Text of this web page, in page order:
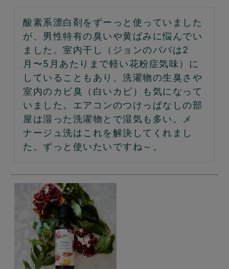
酸素系漂白剤をずーっと使っていました
が、男性特有の臭いや黄ばみに悩んでい
ました。室内干し（ジョンのパパは2
月〜5月あたりまで軽い花粉症気味）に
していることもあり、洗濯物の生臭さや
室内のカビ臭（白いカビ）も気になって
いました。エアコンのつけっぱなしの部
屋は湿った洗濯物とで湿気も多い。メ
ナージュ洗はこれを解決してくれまし
た。ずっと使いたいですね～。